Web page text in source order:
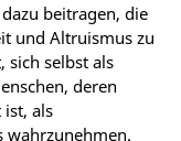
beitragen, die
und Altruismus zu
sich selbst als
deren
als
wahrzunehmen.